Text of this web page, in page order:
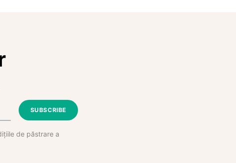
SUBSCRIBE
de păstrare a